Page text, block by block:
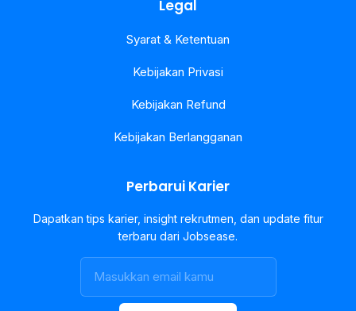
Legal
Syarat & Ketentuan
Kebijakan Privasi
Kebijakan Refund
Kebijakan Berlangganan
Perbarui Karier
Dapatkan tips karier, insight rekrutmen, dan update fitur
terbaru dari Jobsease.